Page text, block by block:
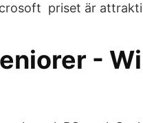
priset är
-